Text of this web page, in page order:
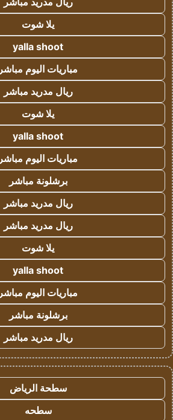
يلا شوت
yalla shoot
مباريات اليوم مباشر
ريال مدريد مباشر
يلا شوت
yalla shoot
مباريات اليوم مباشر
برشلونة مباشر
ريال مدريد مباشر
ريال مدريد مباشر
يلا شوت
yalla shoot
مباريات اليوم مباشر
برشلونة مباشر
ريال مدريد مباشر
سطحة الرياض
سطحه